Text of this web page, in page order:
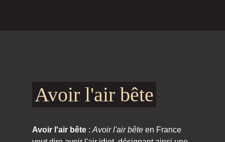
Avoir l'air bête
Avoir l'air bête : Avoir l'air bête en France